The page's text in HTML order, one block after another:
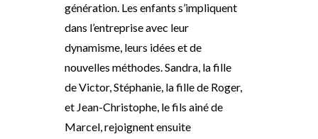
génération. Les enfants s’impliquent
dans l’entreprise avec leur
dynamisme, leurs idées et de
nouvelles méthodes. Sandra, la fille
de Victor, Stéphanie, la fille de Roger,
et Jean-Christophe, le fils ainé de
Marcel, rejoignent ensuite